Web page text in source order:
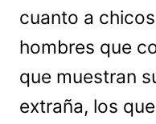
cuanto a
hombres que
que muestran
extraña, los